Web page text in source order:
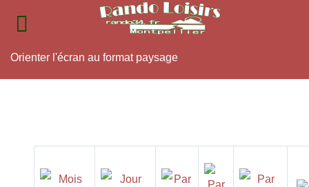
Orienter l'écran au format paysage